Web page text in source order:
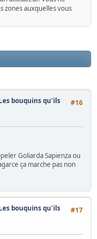
zones auxquelles vous
#16
bouquins qu'ils
Goliarda Sapienza ou
ça marche pas non
#17
bouquins qu'ils